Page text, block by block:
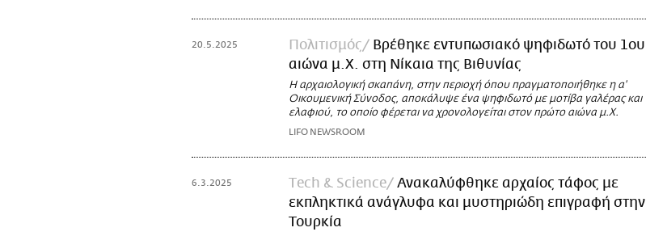
20.5.2025 Πολιτισμός
Βρέθηκε εντυπωσιακό ψηφιδωτό του 1ου
αιώνα μ.Χ. στη Νίκαια της Βιθυνίας
Η αρχαιολογική σκαπάνη, στην περιοχή όπου πραγματοποιήθηκε η α'
Οικουμενική Σύνοδος, αποκάλυψε ένα ψηφιδωτό με μοτίβα γαλέρας και
ελαφιού, το οποίο φέρεται να χρονολογείται στον πρώτο αιώνα μ.Χ.
LIFO NEWSROOM
6.3.2025 Τech & Science
Ανακαλύφθηκε αρχαίος τάφος με
εκπληκτικά ανάγλυφα και μυστηριώδη επιγραφή στην
Τουρκία